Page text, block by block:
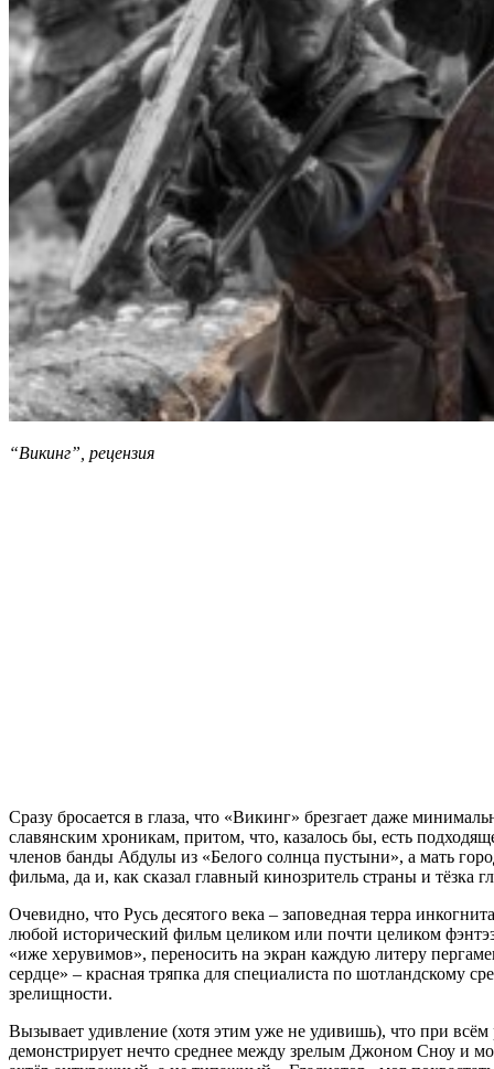
“Викинг”, рецензия
Сразу бросается в глаза, что «Викинг» брезгает даже
славянским хроникам, притом, что, казалось бы, есть
членов банды Абдулы из «Белого солнца пустыни», а мать
фильма, да и, как сказал главный кинозритель страны и тёзка
Очевидно, что Русь десятого века – заповедная терра
любой исторический фильм целиком или почти целиком
«иже херувимов», переносить на экран каждую литеру
сердце» – красная тряпка для специалиста по шотландскому
зрелищности.
Вызывает удивление (хотя этим уже не удивишь), что при
демонстрирует нечто среднее между зрелым Джоном Сноу и